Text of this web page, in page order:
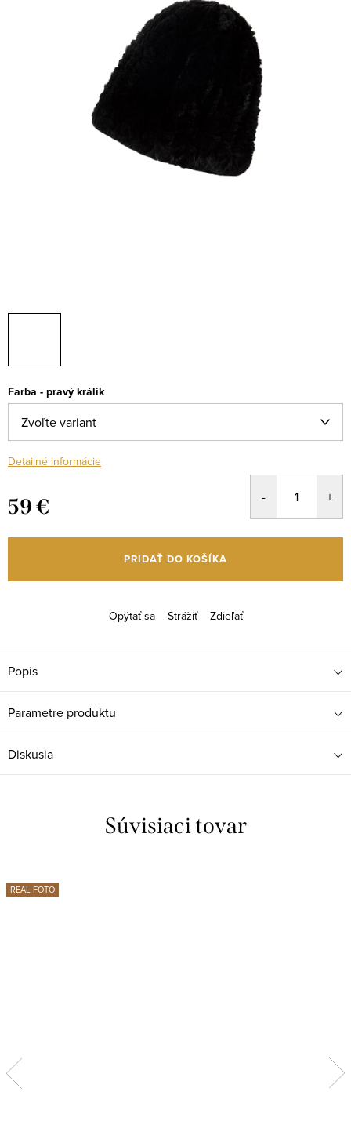
Farba - pravý králik
Detailné informácie
59 €
cena:
PRIDAŤ DO KOŠÍKA
Opýtať sa Strážiť Zdieľať
Popis
Parametre produktu
Diskusia
Súvisiaci tovar
REAL FOTO